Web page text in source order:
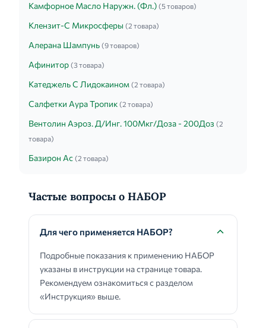
Камфорное Масло Наружн. (Фл.) (5 товаров)
Клензит-С Микросферы (2 товара)
Алерана Шампунь (9 товаров)
Афинитор (3 товара)
Катеджель С Лидокаином (2 товара)
Салфетки Аура Тропик (2 товара)
Вентолин Аэроз. Д/Инг. 100Мкг/Доза - 200Доз (2
товара)
Базирон Ас (2 товара)
Частые вопросы о НАБОР
Для чего применяется НАБОР?
Подробные показания к применению НАБОР
указаны в инструкции на странице товара.
Рекомендуем ознакомиться с разделом
«Инструкция» выше.